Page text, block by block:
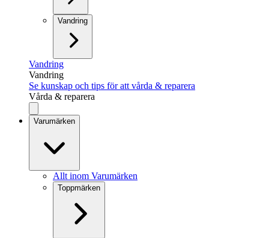
Vandring
Vandring
Vandring
Se kunskap och tips för att vårda & reparera
Vårda & reparera
Varumärken
Allt inom Varumärken
Toppmärken